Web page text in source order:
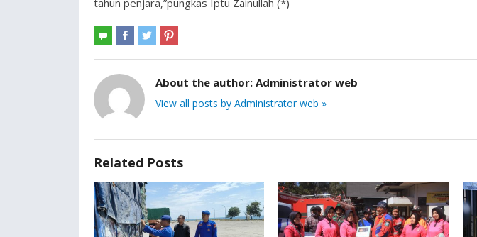
tahun penjara,”pungkas Iptu Zainullah (*)
About the author: Administrator web
View all posts by Administrator web »
Related Posts